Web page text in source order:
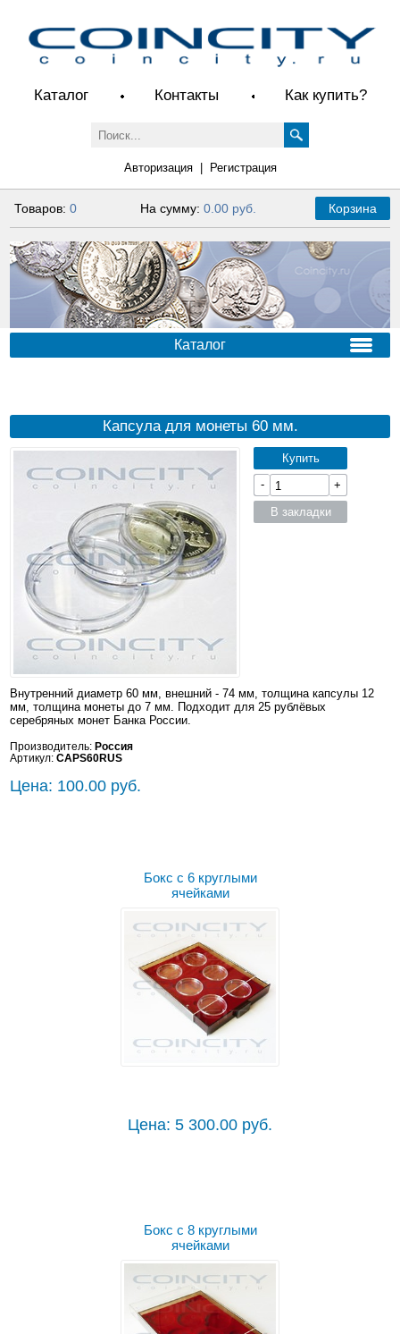
Каталог Контакты Как купить?
Авторизация| Регистрация
Товаров:0 На сумму: 0.00 руб. Корзина
Каталог
Капсула для монеты 60 мм.
Внутренний диаметр 60 мм, внешний - 74 мм, толщина капсулы 12
мм, толщина монеты до 7 мм. Подходит для 25 рублёвых
серебряных монет Банка России.
Производитель: Россия
Артикул:CAPS60RUS
Цена: 100.00 руб.
Купить
-
+
В закладки
Бокс с 6 круглыми
ячейками
Цена: 5 300.00 руб.
Бокс с 8 круглыми
ячейками